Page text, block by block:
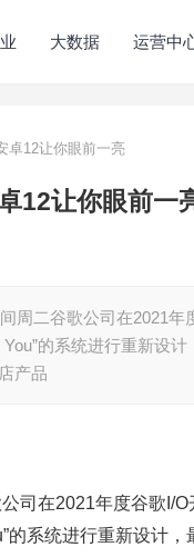
大数据 运营中
卓12让你眼前一亮
12让你眼前一
周二谷歌公司在2021
You”的系统进行重新设
产品
司在2021年度谷歌I/
的系统进行重新设计